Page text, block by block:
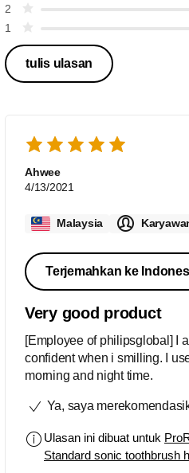
2
1
tulis ulasan
Ahwee
4/13/2021
Malaysia
Terjemahkan ke
Very good product
[Employee of philipsglobal] I
confident when i smilling. I
morning and night time.
Ya, saya
Ulasan ini dibuat untuk
Standard sonic toothbrush